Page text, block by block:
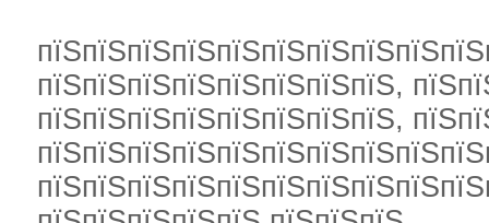
пїЅпїЅпїЅпїЅпїЅпїЅпїЅпїЅ,
пїЅпїЅпїЅпїЅпїЅпїЅпїЅпїЅ,